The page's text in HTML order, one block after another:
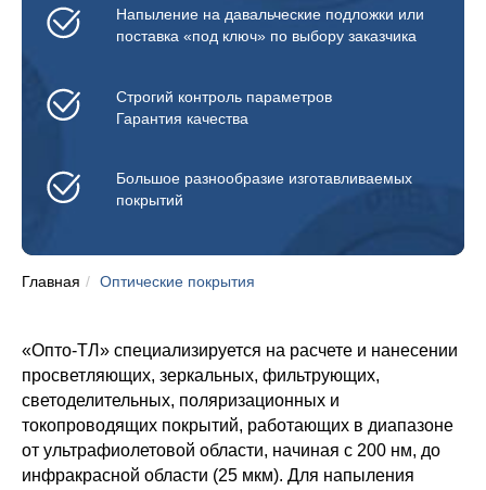
Напыление на давальческие подложки или
поставка «под ключ» по выбору заказчика
Строгий контроль параметров
Гарантия качества
Большое разнообразие изготавливаемых
покрытий
Главная / Оптические покрытия
«Опто-ТЛ» специализируется на расчете и нанесении
просветляющих, зеркальных, фильтрующих,
светоделительных, поляризационных и
токопроводящих покрытий, работающих в диапазоне
от ультрафиолетовой области, начиная с 200 нм, до
инфракрасной области (25 мкм). Для напыления